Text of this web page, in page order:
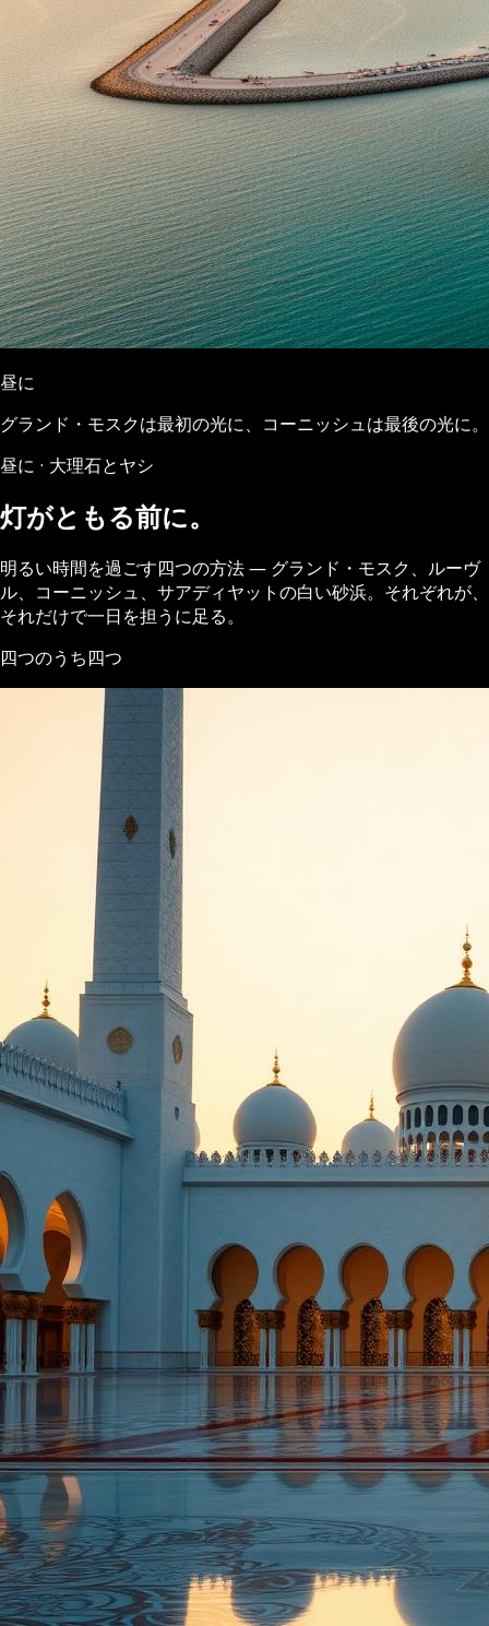
昼に
グランド・モスクは最初の光に、コーニッシュは最後の光に。
昼に · 大理石とヤシ
灯がともる前に。
明るい時間を過ごす四つの方法 ― グランド・モスク、ルーヴ
ル、コーニッシュ、サアディヤットの白い砂浜。それぞれが、
それだけで一日を担うに足る。
四つのうち四つ